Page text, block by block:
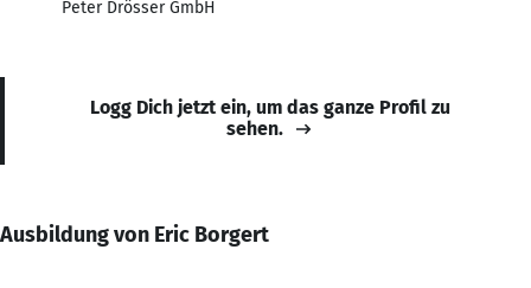
Peter Drösser GmbH
Logg Dich jetzt ein, um das ganze Profil zu
sehen.
Ausbildung von Eric Borgert